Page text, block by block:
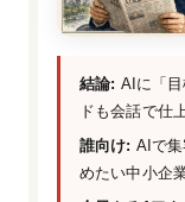
結論: AIに「
ドも会話で仕
誰向け: AIで
めたい中小企